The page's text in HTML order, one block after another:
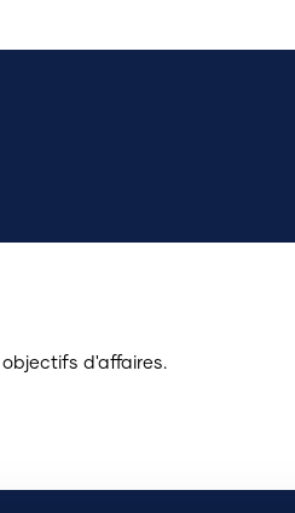
d'affaires.